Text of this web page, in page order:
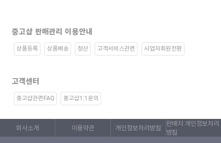
중고샵 판매관리 이용안내
상품등록 상품배송 정산 고객서비스관련 사업자회원전환
고객센터
중고샵관련FAQ 중고샵1:1문의
회사소개 이용약관 개인정보처리방침
판매자 개인정보처리
방침